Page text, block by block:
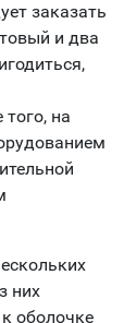
заказать
и два
на
них
оболочке